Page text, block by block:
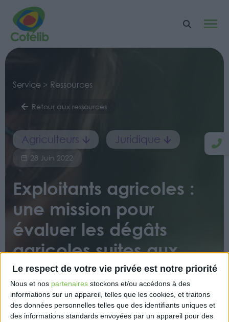
Le respect de votre vie privée est notre priorité
Nous et nos partenaires stockons et/ou accédons à des
informations sur un appareil, telles que les cookies, et traitons
des données personnelles telles que des identifiants uniques et
des informations standards envoyées par un appareil pour des
Service > Ressources
Retour aux ressources
Agriculteurs Juridique
28 Juin 2022
Exploitants agricoles :
une mission pour
évaluer les dégâts
agricoles suites aux
intempéries